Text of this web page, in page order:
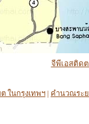
จีพีเอสติดต
ในกรุงเทพฯ | คำนวณระ